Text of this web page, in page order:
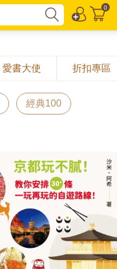
0
愛書大使 折扣專區
經典100